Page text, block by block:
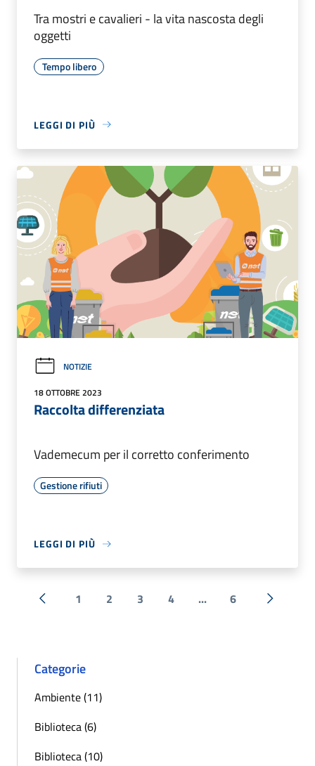
Tra mostri e cavalieri - la vita nascosta degli
oggetti
Tempo libero
LEGGI DI PIÙ
NOTIZIE
18 OTTOBRE 2023
Raccolta differenziata
Vademecum per il corretto conferimento
Gestione rifiuti
LEGGI DI PIÙ
« Precedente
1 2 3 4 ... 6
Categorie
Ambiente (11)
Biblioteca (6)
Biblioteca (10)